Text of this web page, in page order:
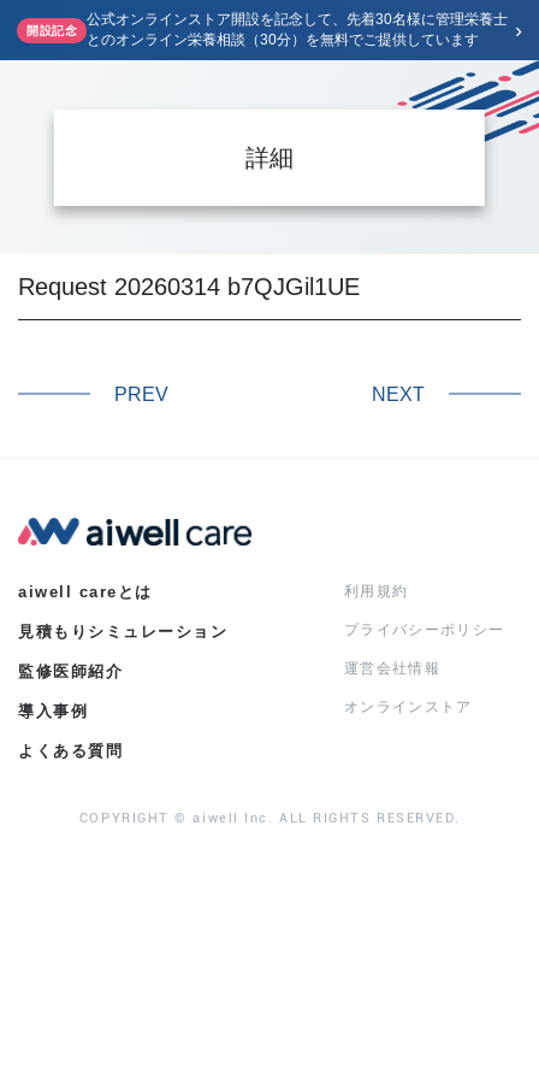
開設記念
公式オンラインストア開設を記念して、先着30名様に管理栄養士
とのオンライン栄養相談（30分）を無料でご提供しています
›
詳細
Request 20260314 b7QJGil1UE
PREV NEXT
aiwell careとは
見積もりシミュレーション
監修医師紹介
導入事例
よくある質問
利用規約
プライバシーポリシー
運営会社情報
オンラインストア
COPYRIGHT © aiwell Inc. ALL RIGHTS RESERVED.